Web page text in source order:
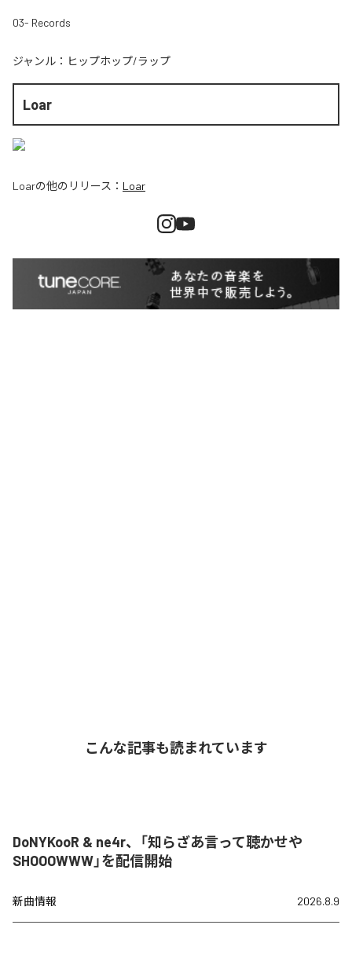
03- Records
ジャンル： ヒップホップ/ラップ
Loar
Loarの他のリリース： Loar
こんな記事も読まれています
DoNYKooR & ne4r、「知らざあ言って聴かせや
SHOOOWWW」を配信開始
新曲情報 2026.8.9